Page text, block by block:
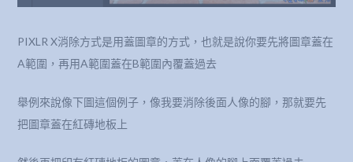
PIXLR X消除方式是用蓋圖章的方式，也就是說你要先將圖章蓋在
A範圍，再用A範圍蓋在B範圍內覆蓋過去
舉例來說像下圖這個例子，像我要消除後面人像的腳，那就要先
把圖章蓋在紅磚地板上